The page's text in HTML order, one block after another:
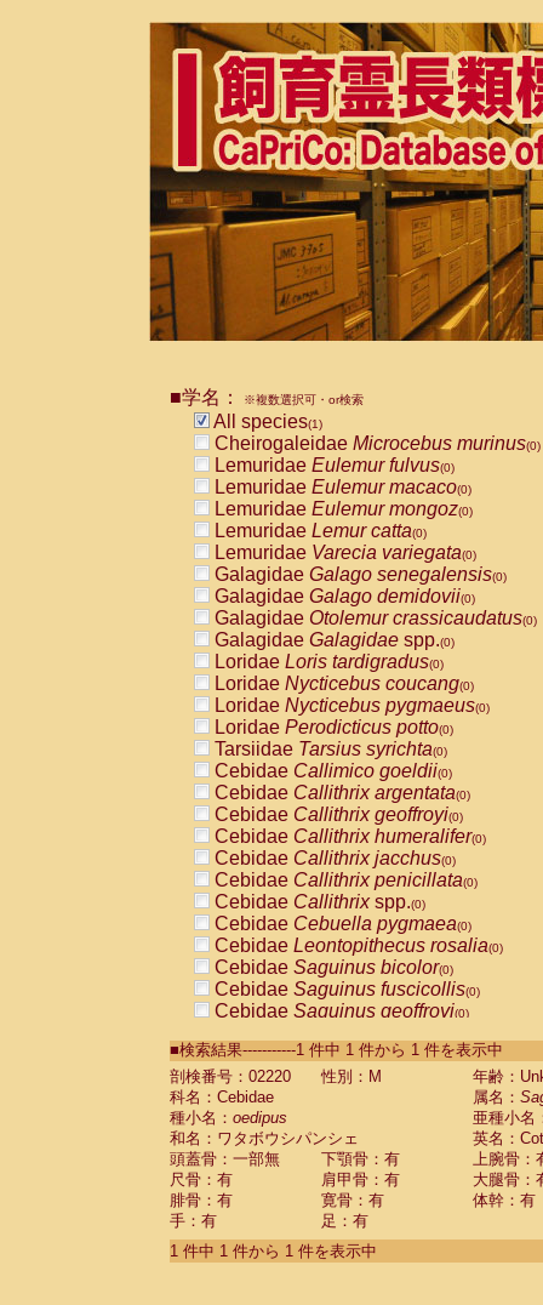
■学名： ※複数選択可・or検索
All species(1)
Cheirogaleidae Microcebus murinus(0)
Lemuridae Eulemur fulvus(0)
Lemuridae Eulemur macaco(0)
Lemuridae Eulemur mongoz(0)
Lemuridae Lemur catta(0)
Lemuridae Varecia variegata(0)
Galagidae Galago senegalensis(0)
Galagidae Galago demidovii(0)
Galagidae Otolemur crassicaudatus(0)
Galagidae Galagidae spp.(0)
Loridae Loris tardigradus(0)
Loridae Nycticebus coucang(0)
Loridae Nycticebus pygmaeus(0)
Loridae Perodicticus potto(0)
Tarsiidae Tarsius syrichta(0)
Cebidae Callimico goeldii(0)
Cebidae Callithrix argentata(0)
Cebidae Callithrix geoffroyi(0)
Cebidae Callithrix humeralifer(0)
Cebidae Callithrix jacchus(0)
Cebidae Callithrix penicillata(0)
Cebidae Callithrixspp.(0)
Cebidae Cebuella pygmaea(0)
Cebidae Leontopithecus rosalia(0)
Cebidae Saguinus bicolor(0)
Cebidae Saguinus fuscicollis(0)
Cebidae Saguinus geoffroyi(0)
CebidaeSaguinus labiatus(0)
Cebidae Saguinus leucopus (0)
Cebidae
Cebidae
CebidaeSaguinus nigricollis (0)
Cebidae Saguinus oedipus
Cebidae Saguinus weddelli
Cebidae Saguinusspp.
Cebidae Aotus trivirgatus
Cebidae Cebus albifrons
■検索結果-----------1 件中 1 件から 1 件を表示中
剖検番号：02220
性別：M
年齢：
科名：Cebidae
属名：
種小名： oedipus
亜種小名
和名：ワタボウシパンシェ
英名：
頭蓋骨：一部無
下顎骨：有
上腕骨：
尺骨：有
肩甲骨：有
大腿骨：
腓骨：有
寛骨：有
体幹：有
手：有
足：有
1 件中 1 件から 1 件を表示中